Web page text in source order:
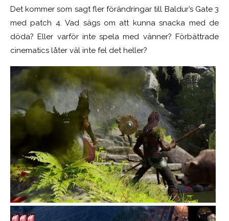
Det kommer som sagt fler förändringar till Baldur’s Gate 3
med patch 4. Vad sägs om att kunna snacka med de
döda? Eller varför inte spela med vänner? Förbättrade
cinematics låter väl inte fel det heller?